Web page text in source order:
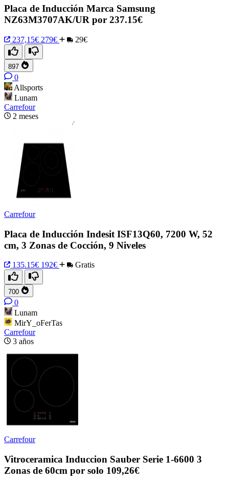
Placa de Inducción Marca Samsung
NZ63M3707AK/UR por 237.15€
237,15€ 279€ 29€
897
0
Allsports
Lunam
Carrefour
2 meses
Carrefour
Placa de Inducción Indesit ISF13Q60, 7200 W, 52
cm, 3 Zonas de Cocción, 9 Niveles
135.15€ 192€ Gratis
700
0
Lunam
MirY_oFerTas
Carrefour
3 años
Carrefour
Vitroceramica Induccion Sauber Serie 1-6600 3
Zonas de 60cm por solo 109,26€